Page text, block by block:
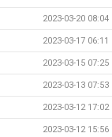
2023-03-20 08:04
2023-03-17 06:11
2023-03-15 07:25
2023-03-13 07:53
2023-03-12 17:02
2023-03-12 15:56